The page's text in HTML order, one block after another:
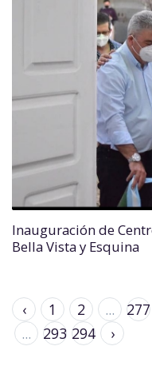
Inauguración de
Bella Vista y Esquina
‹ 1 2 ... 277
...
293 294 ›